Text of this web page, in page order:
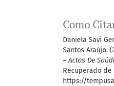
Como
Daniela Savi
Santos Araújo.
– Actas De
Recuperado de
https://